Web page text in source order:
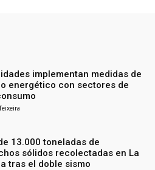
implementan medidas de
energético con sectores de
13.000 toneladas de
sólidos recolectadas en La
tras el doble sismo